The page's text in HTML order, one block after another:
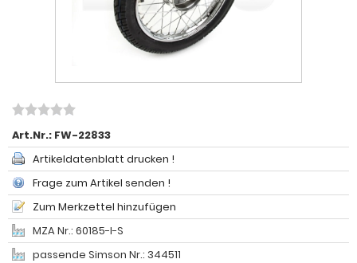
Art.Nr.: FW-22833
Artikeldatenblatt drucken !
Frage zum Artikel senden !
Zum Merkzettel hinzufügen
MZA Nr.: 60185-I-S
passende Simson Nr.: 344511